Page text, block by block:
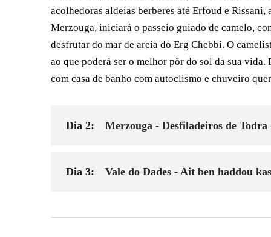
acolhedoras aldeias berberes até Erfoud e
Merzouga, iniciará o passeio guiado de camelo,
desfrutar do mar de areia do Erg Chebbi. O
ao que poderá ser o melhor pôr do sol da sua
com casa de banho com autoclismo e chuveiro
Dia 2: Merzouga - Desfiladeiros de Todra
Dia 3: Vale do Dades - Ait ben haddou